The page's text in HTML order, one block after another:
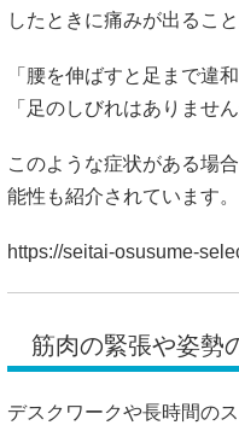
したときに痛みが出るこ
「腰を伸ばすと足まで違
「足のしびれはありません
このような症状がある場
能性も紹介されています。
https://seitai-osusume-
筋肉の緊張や姿勢
デスクワークや長時間の